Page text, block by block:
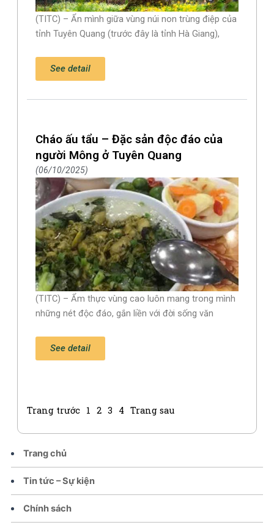
Trang chủ
Tin tức – Sự kiện
Chính sách
(TITC) – Ẩn mình giữa vùng núi non trùng điệp của
tỉnh Tuyên Quang (trước đây là tỉnh Hà Giang),
See detail
Cháo ấu tẩu – Đặc sản độc đáo của
người Mông ở Tuyên Quang
06/10/2025
(TITC) – Ẩm thực vùng cao luôn mang trong mình
những nét độc đáo, gắn liền với đời sống văn
See detail
Trang trước 1 2 3 4 Trang sau